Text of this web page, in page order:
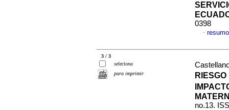
0398
·
3 / 3
seleciona
para imprimir
no.13.